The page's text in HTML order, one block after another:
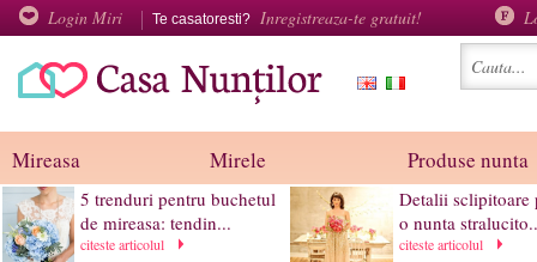
Login Miri Te casatoresti? Inregistreaza-te gratuit!
Mireasa Mirele Produse nunta
5 trenduri pentru buchetul
de mireasa: tendin...
citeste articolul
Detalii sclipitoare
o nunta
citeste articolul